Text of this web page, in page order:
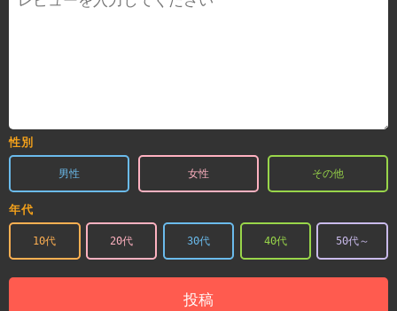
性別
男性 女性 その他
年代
10代 20代 30代 40代 50代～
投稿